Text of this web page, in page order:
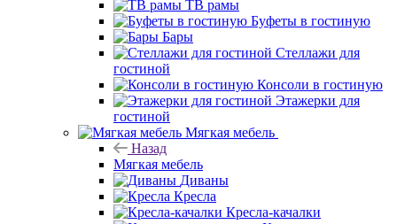
ТВ рамы
Буфеты в гостиную
Бары
Стеллажи для
гостиной
Консоли в гостиную
Этажерки для
гостиной
Мягкая мебель
Назад
Мягкая мебель
Диваны
Кресла
Кресла-качалки